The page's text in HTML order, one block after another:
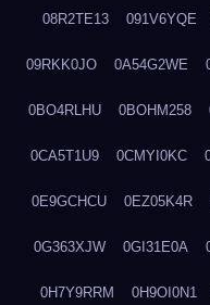
08R2TE13 091V6YQE
09RKK0JO 0A54G2WE
0BO4RLHU 0BOHM258
0CA5T1U9 0CMYI0KC
0E9GCHCU 0EZ05K4R
0G363XJW 0GI31E0A
0H7Y9RRM 0H9OI0N1